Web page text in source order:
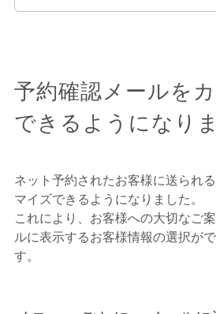
予約確認メールを
できるようになり
ネット予約されたお客様に送られ
マイズできるようになりました。
これにより、お客様への大切なご
ルに表示するお客様情報の選択が
す。